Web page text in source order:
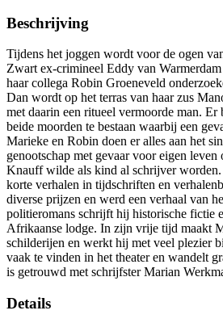
Beschrijving
Tijdens het joggen wordt voor de ogen
Zwart ex-crimineel Eddy van
haar collega Robin Groeneveld
Dan wordt op het terras van haar zus
met daarin een ritueel vermoorde man. Er
beide moorden te bestaan waarbij een
Marieke en Robin doen er alles aan het
genootschap met gevaar voor eigen
Knauff wilde als kind al schrijver
korte verhalen in tijdschriften en
diverse prijzen en werd een verhaal van
politieromans schrijft hij historische fictie
Afrikaanse lodge. In zijn vrije tijd maakt
schilderijen en werkt hij met veel plezier
vaak te vinden in het theater en wandelt
is getrouwd met schrijfster Marian
Details